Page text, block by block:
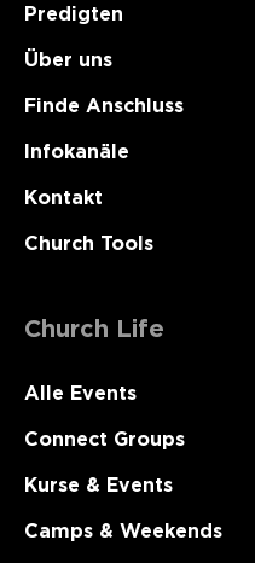
Predigten
Über uns
Finde Anschluss
Infokanäle
Kontakt
Church Tools
Church Life
Alle Events
Connect Groups
Kurse & Events
Camps & Weekends